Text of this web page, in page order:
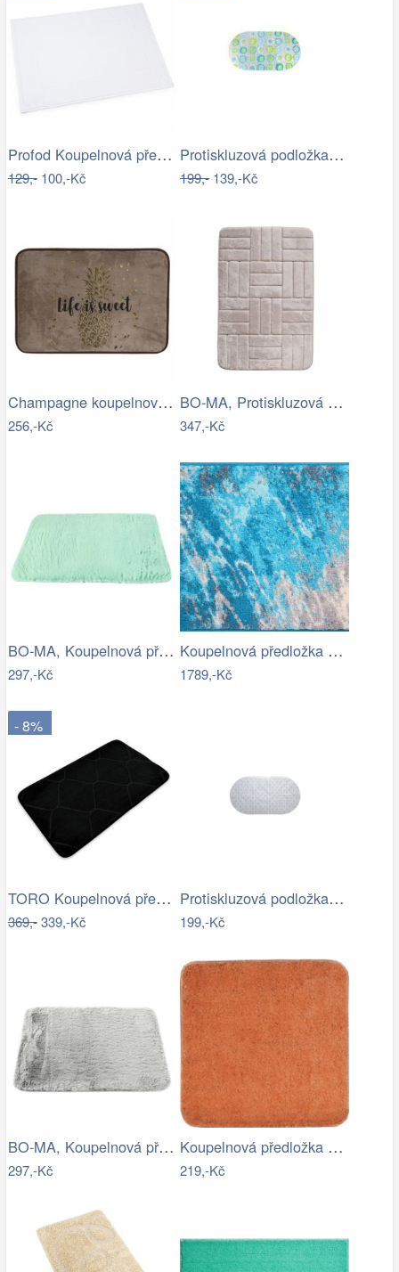
Profod Koupelnová předložka 2S bílá…
129,-100,-Kč
Protiskluzová podložka do koupelny…
199,-139,-Kč
Champagne koupelnová předložka se…
256,-Kč
BO-MA, Protiskluzová koupelnová…
347,-Kč
BO-MA, Koupelnová předložka Rabbit New…
297,-Kč
Koupelnová předložka MAGMA
1789,-Kč
- 8%
TORO Koupelnová předložka 50x80 černá
369,-339,-Kč
Protiskluzová podložka do koupelny…
199,-Kč
BO-MA, Koupelnová předložka Rabbit New…
297,-Kč
Koupelnová předložka Optima 55x55 cm…
219,-Kč